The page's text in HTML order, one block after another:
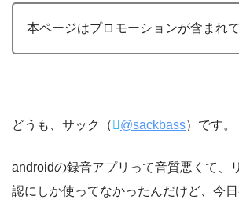
本ページはプロモーションが含まれて
どうも、サック（ @sackbass）です。
androidの録音アプリって音質悪くて、
認にしか使ってなかったんだけど、今